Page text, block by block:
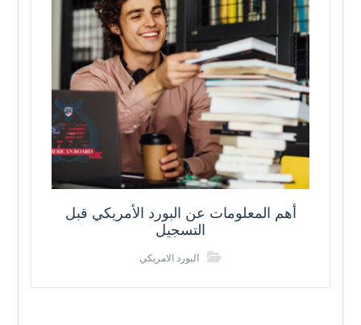
أهم المعلومات عن البورد الأمريكي قبل
التسجيل
البورد الامريكي